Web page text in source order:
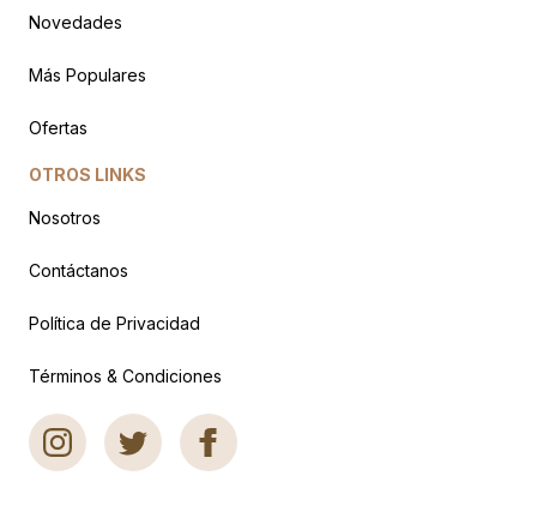
Novedades
Más Populares
Ofertas
OTROS LINKS
Nosotros
Contáctanos
Política de Privacidad
Términos & Condiciones